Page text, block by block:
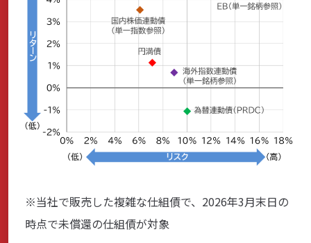
※当社で販売した複雑な仕組債で、2026年3月末日の
時点で未償還の仕組債が対象